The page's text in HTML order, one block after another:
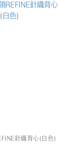
針織背心(白色)